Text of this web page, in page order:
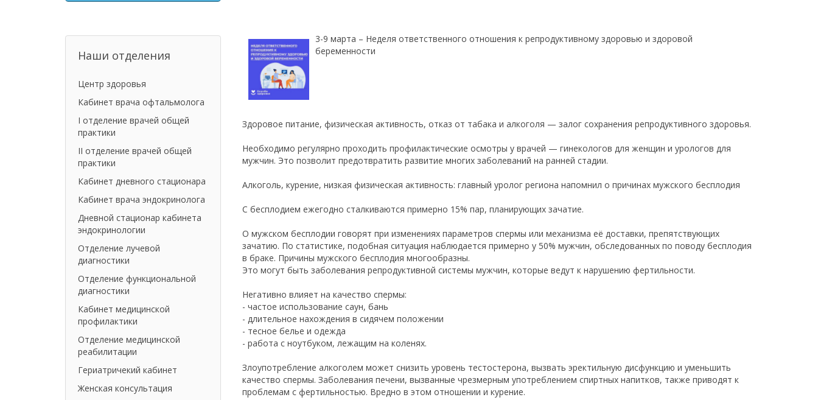
3-9 марта – Неделя ответственного отношения к репродуктивному здоровью и здоровой
беременности
Здоровое питание, физическая активность, отказ от табака и алкоголя — залог сохранения репродуктивного здоровья.
Необходимо регулярно проходить профилактические осмотры у врачей — гинекологов для женщин и урологов для
мужчин. Это позволит предотвратить развитие многих заболеваний на ранней стадии.
Алкоголь, курение, низкая физическая активность: главный уролог региона напомнил о причинах мужского бесплодия
С бесплодием ежегодно сталкиваются примерно 15% пар, планирующих зачатие.
О мужском бесплодии говорят при изменениях параметров спермы или механизма её доставки, препятствующих
зачатию. По статистике, подобная ситуация наблюдается примерно у 50% мужчин, обследованных по поводу бесплодия
в браке. Причины мужского бесплодия многообразны.
Это могут быть заболевания репродуктивной системы мужчин, которые ведут к нарушению фертильности.
Негативно влияет на качество спермы:
- частое использование саун, бань
- длительное нахождения в сидячем положении
- тесное белье и одежда
- работа с ноутбуком, лежащим на коленях.
Злоупотребление алкоголем может снизить уровень тестостерона, вызвать эректильную дисфункцию и уменьшить
качество спермы. Заболевания печени, вызванные чрезмерным употреблением спиртных напитков, также приводят к
проблемам с фертильностью. Вредно в этом отношении и курение.
Наши отделения
Центр здоровья
Кабинет врача офтальмолога
I отделение врачей общей
практики
II отделение врачей общей
практики
Кабинет дневного стационара
Кабинет врача эндокринолога
Дневной стационар кабинета
эндокринологии
Отделение лучевой
диагностики
Отделение функциональной
диагностики
Кабинет медицинской
профилактики
Отделение медицинской
реабилитации
Гериатричекий кабинет
Женская консультация